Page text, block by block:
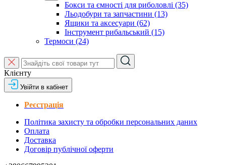
Бокси та ємності для риболовлі (35)
Льодобури та запчастини (13)
Ящики та аксесуари (62)
Інструмент рибальський (15)
Термоси (24)
Клієнту
Увійти в кабінет
Реєстрація
Політика захисту та обробки персональних даних
Оплата
Доставка
Договір публічної оферти